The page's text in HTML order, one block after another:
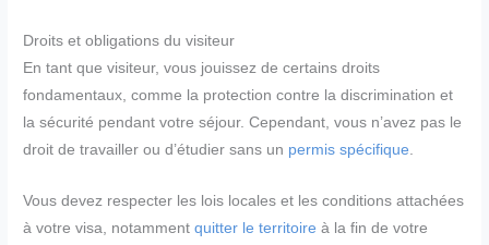
Droits et obligations du visiteur
En tant que visiteur, vous jouissez de certains droits
fondamentaux, comme la protection contre la discrimination et
la sécurité pendant votre séjour. Cependant, vous n’avez pas le
droit de travailler ou d’étudier sans un permis spécifique
Vous devez respecter les lois locales et les conditions attachées
à votre visa, notammentquitter le territoire à la fin de votre